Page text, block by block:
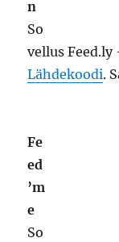
Fe
ed’me
Ti
ny Tiny RSS
RSS-